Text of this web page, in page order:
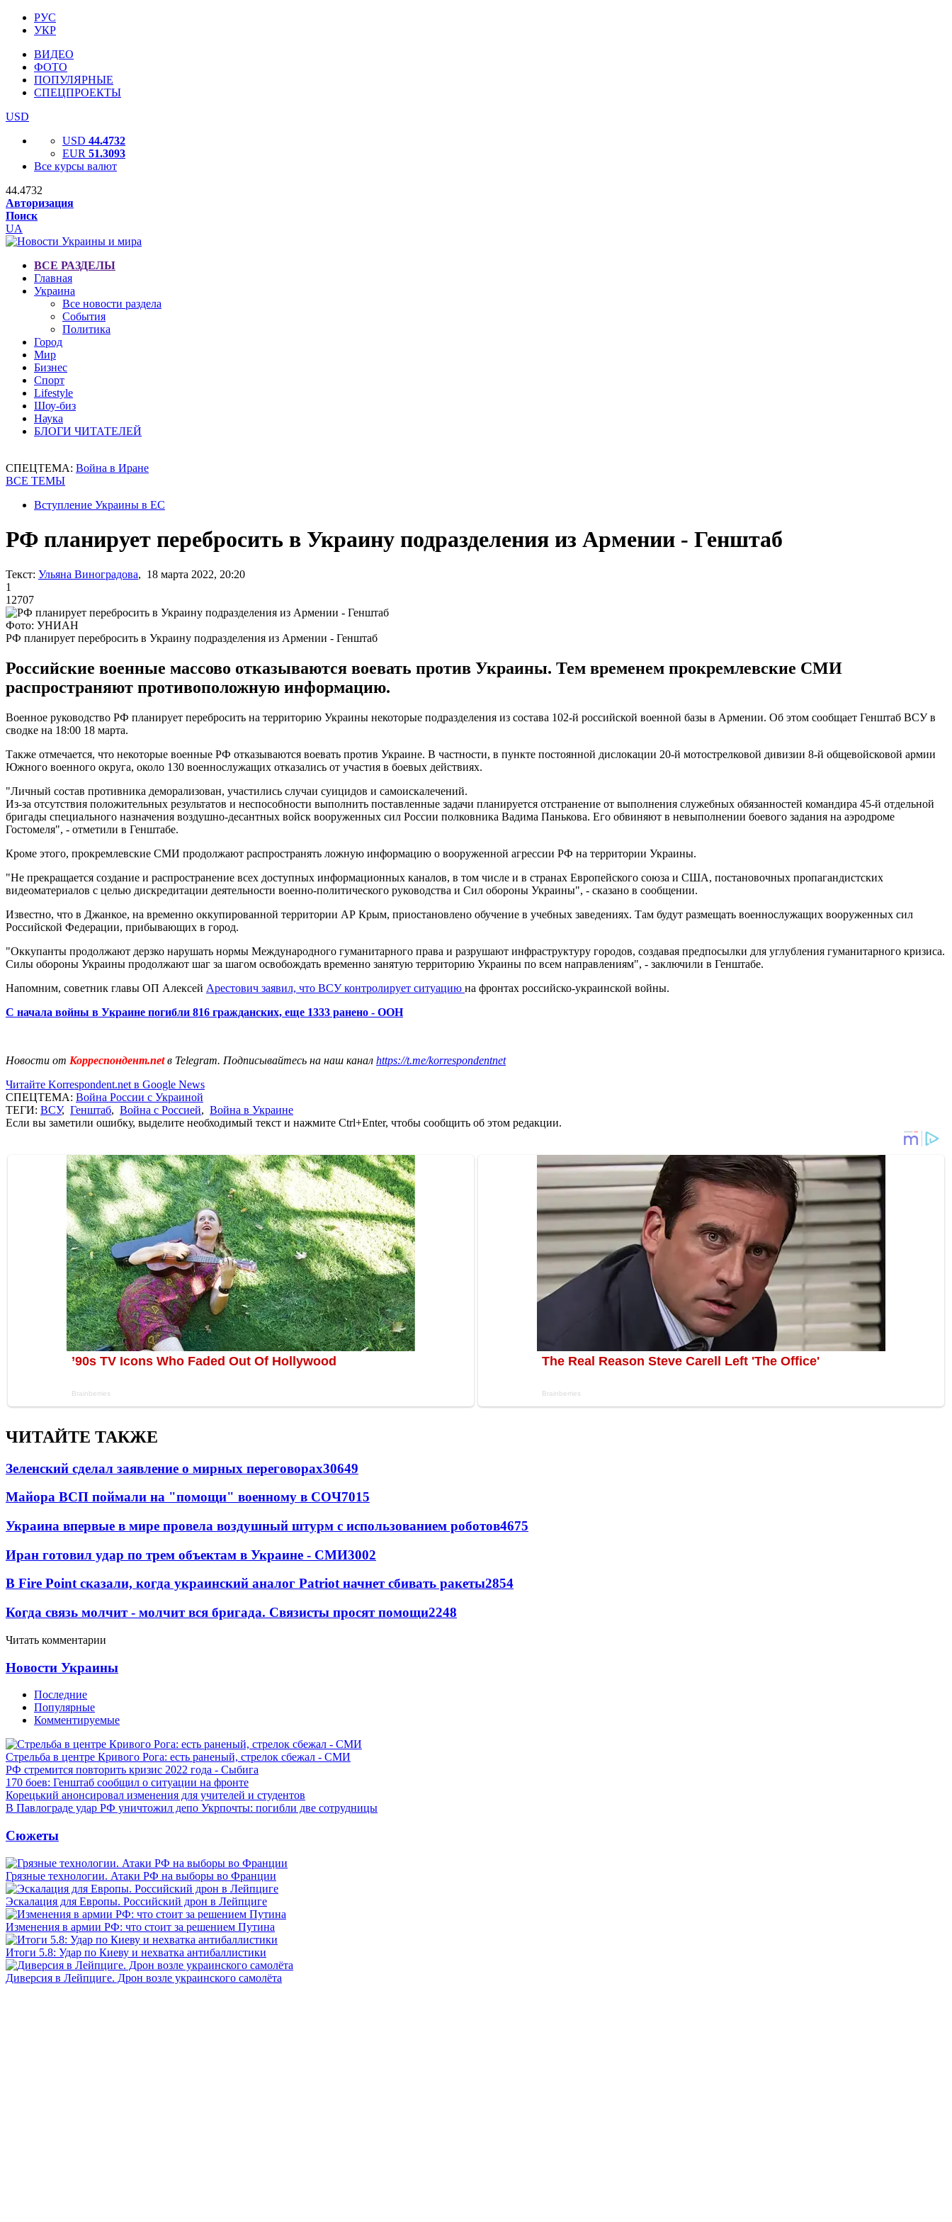
РУС
УКР
ВИДЕО
ФОТО
ПОПУЛЯРНЫЕ
СПЕЦПРОЕКТЫ
USD
USD 44.4732
EUR 51.3093
Все курсы валют
44.4732
Авторизация
Поиск
UA
ВСЕ РАЗДЕЛЫ
Главная
Украина
Все новости раздела
События
Политика
Город
Мир
Бизнес
Спорт
Lifestyle
Шоу-биз
Наука
БЛОГИ ЧИТАТЕЛЕЙ
СПЕЦТЕМА: Война в Иране
ВСЕ ТЕМЫ
Вступление Украины в ЕС
РФ планирует перебросить в Украину подразделения из Армении - Генштаб
Текст: Ульяна Виноградова, 18 марта 2022, 20:20
1
12707
Фото: УНИАН
РФ планирует перебросить в Украину подразделения из Армении - Генштаб
Российские военные массово отказываются воевать против Украины. Тем временем прокремлевские СМИ
распространяют противоположную информацию.
Военное руководство РФ планирует перебросить на территорию Украины некоторые подразделения из состава 102-й российской военной базы в Армении. Об этом сообщает Генштаб ВСУ в
сводке на 18:00 18 марта.
Также отмечается, что некоторые военные РФ отказываются воевать против Украине. В частности, в пункте постоянной дислокации 20-й мотострелковой дивизии 8-й общевойсковой армии
Южного военного округа, около 130 военнослужащих отказались от участия в боевых действиях.
"Личный состав противника деморализован, участились случаи суицидов и самоискалечений.
Из-за отсутствия положительных результатов и неспособности выполнить поставленные задачи планируется отстранение от выполнения служебных обязанностей командира 45-й отдельной
бригады специального назначения воздушно-десантных войск вооруженных сил России полковника Вадима Панькова. Его обвиняют в невыполнении боевого задания на аэродроме
Гостомеля", - отметили в Генштабе.
Кроме этого, прокремлевские СМИ продолжают распространять ложную информацию о вооруженной агрессии РФ на территории Украины.
"Не прекращается создание и распространение всех доступных информационных каналов, в том числе и в странах Европейского союза и США, постановочных пропагандистских
видеоматериалов с целью дискредитации деятельности военно-политического руководства и Сил обороны Украины", - сказано в сообщении.
Известно, что в Джанкое, на временно оккупированной территории АР Крым, приостановлено обучение в учебных заведениях. Там будут размещать военнослужащих вооруженных сил
Российской Федерации, прибывающих в город.
"Оккупанты продолжают дерзко нарушать нормы Международного гуманитарного права и разрушают инфраструктуру городов, создавая предпосылки для углубления гуманитарного кризиса.
Силы обороны Украины продолжают шаг за шагом освобождать временно занятую территорию Украины по всем направлениям", - заключили в Генштабе.
Напомним, советник главы ОП Алексей Арестович заявил, что ВСУ контролирует ситуацию на фронтах российско-украинской войны.
С начала войны в Украине погибли 816 гражданских, еще 1333 ранено - ООН
Новости от Корреспондент.netв Telegram. Подписывайтесь на наш канал https://t.me/korrespondentnet
Читайте Korrespondent.net в Google News
СПЕЦТЕМА: Война России с Украиной
ТЕГИ: ВСУ, Генштаб, Война с Россией, Война в Украине
Если вы заметили ошибку, выделите необходимый текст и нажмите Ctrl+Enter, чтобы сообщить об этом редакции.
ЧИТАЙТЕ ТАКЖЕ
Зеленский сделал заявление о мирных переговорах30649
Майора ВСП поймали на "помощи" военному в СОЧ7015
Украина впервые в мире провела воздушный штурм с использованием роботов4675
Иран готовил удар по трем объектам в Украине - СМИ3002
В Fire Point сказали, когда украинский аналог Patriot начнет сбивать ракеты2854
Когда связь молчит - молчит вся бригада. Связисты просят помощи2248
Читать комментарии
Новости Украины
Последние
Популярные
Комментируемые
Стрельба в центре Кривого Рога: есть раненый, стрелок сбежал - СМИ
РФ стремится повторить кризис 2022 года - Сыбига
170 боев: Генштаб сообщил о ситуации на фронте
Корецький анонсировал изменения для учителей и студентов
В Павлограде удар РФ уничтожил депо Укрпочты: погибли две сотрудницы
Сюжеты
Грязные технологии. Атаки РФ на выборы во Франции
Эскалация для Европы. Российский дрон в Лейпциге
Изменения в армии РФ: что стоит за решением Путина
Итоги 5.8: Удар по Киеву и нехватка антибаллистики
Диверсия в Лейпциге. Дрон возле украинского самолёта